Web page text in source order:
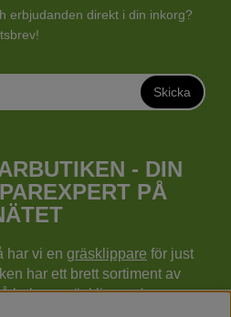
erbjudanden direkt i din inkorg?
Skicka
- DIN
PÅ
har vi en gräsklippare för just
har ett brett sortiment av
bakom gräsklippare),